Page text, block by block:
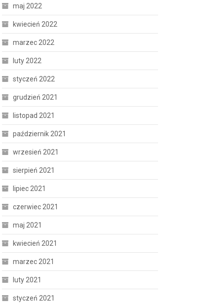
maj 2022
kwiecień 2022
marzec 2022
luty 2022
styczeń 2022
grudzień 2021
listopad 2021
październik 2021
wrzesień 2021
sierpień 2021
lipiec 2021
czerwiec 2021
maj 2021
kwiecień 2021
marzec 2021
luty 2021
styczeń 2021